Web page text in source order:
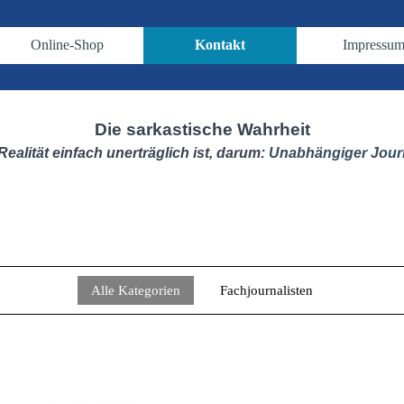
▼
Online-Shop ▼
Kontakt ▼
Impressum
Die sarkastische Wahrheit
einfach unerträglich ist, darum: Unabhängiger
Alle Kategorien Fachjournalisten